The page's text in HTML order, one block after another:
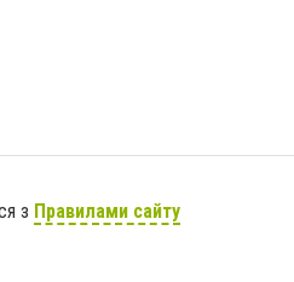
з Правилами сайту